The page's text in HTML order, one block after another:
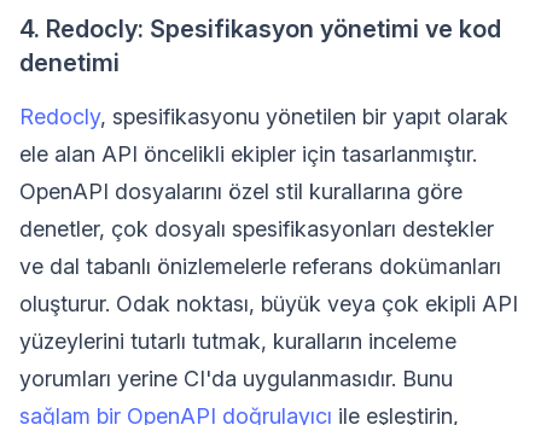
4. Redocly: Spesifikasyon yönetimi ve kod
denetimi
Redocly, spesifikasyonu yönetilen bir yapıt olarak
ele alan API öncelikli ekipler için tasarlanmıştır.
OpenAPI dosyalarını özel stil kurallarına göre
denetler, çok dosyalı spesifikasyonları destekler
ve dal tabanlı önizlemelerle referans dokümanları
oluşturur. Odak noktası, büyük veya çok ekipli API
yüzeylerini tutarlı tutmak, kuralların inceleme
yorumları yerine CI'da uygulanmasıdır. Bunu
sağlam bir OpenAPI doğrulayıcı ile eşleştirin,